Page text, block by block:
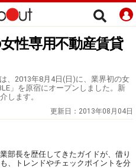
性専用不動産賃貸
、2013年8月4日(日)に、業界初の女
」を原宿にオープンしました。新
します。
更新日： 2013年08月04日
部長を歴任してきたガイドが、借り
、トレンドやチェックポイントを分